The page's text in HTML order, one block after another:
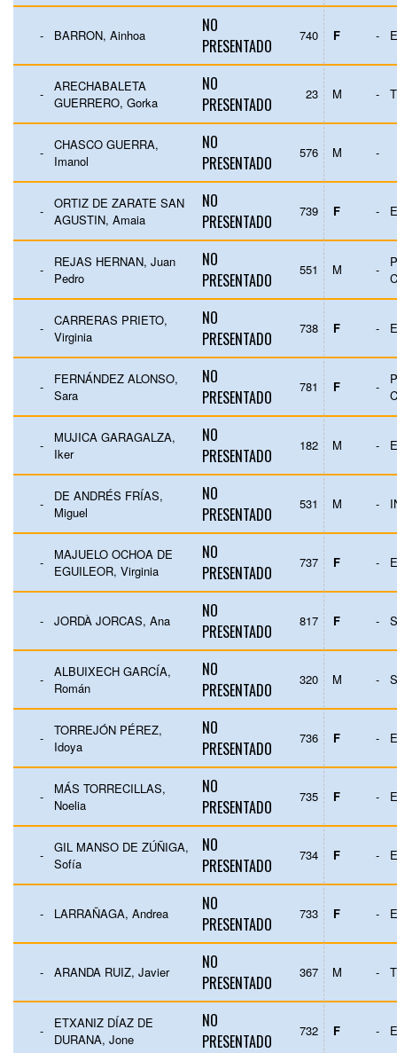
- BARRON, Ainhoa
NO
PRESENTADO
740 F -
-
ARECHABALETA
GUERRERO, Gorka
NO
PRESENTADO
23 M -
-
CHASCO GUERRA,
Imanol
NO
PRESENTADO
576 M -
-
ORTIZ DE ZARATE SAN
AGUSTIN, Amaia
NO
PRESENTADO
739 F -
-
REJAS HERNAN, Juan
Pedro
NO
PRESENTADO
551 M -
-
CARRERAS PRIETO,
Virginia
NO
PRESENTADO
738 F -
-
FERNÁNDEZ ALONSO,
Sara
NO
PRESENTADO
781 F -
-
MUJICA GARAGALZA,
Iker
NO
PRESENTADO
182 M -
-
DE ANDRÉS FRÍAS,
Miguel
NO
PRESENTADO
531 M -
-
MAJUELO OCHOA DE
EGUILEOR, Virginia
NO
PRESENTADO
737 F -
- JORDÀ JORCAS, Ana
NO
PRESENTADO
817 F -
-
ALBUIXECH GARCÍA,
Román
NO
PRESENTADO
320 M -
-
TORREJÓN PÉREZ,
Idoya
NO
PRESENTADO
736 F -
-
MÁS TORRECILLAS,
Noelia
NO
PRESENTADO
735 F -
-
GIL MANSO DE ZÚÑIGA,
Sofía
NO
PRESENTADO
734 F -
- LARRAÑAGA, Andrea
NO
PRESENTADO
733 F -
- ARANDA RUIZ, Javier
NO
PRESENTADO
367 M -
-
ETXANIZ DÍAZ DE
DURANA, Jone
NO
PRESENTADO
732 F -